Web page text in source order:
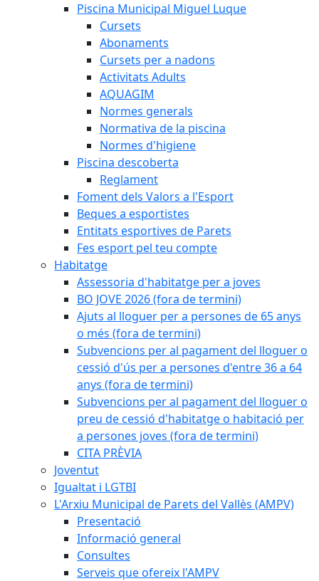
Piscina Municipal Miguel Luque
Cursets
Abonaments
Cursets per a nadons
Activitats Adults
AQUAGIM
Normes generals
Normativa de la piscina
Normes d'higiene
Piscina descoberta
Reglament
Foment dels Valors a l'Esport
Beques a esportistes
Entitats esportives de Parets
Fes esport pel teu compte
Habitatge
Assessoria d'habitatge per a joves
BO JOVE 2026 (fora de termini)
Ajuts al lloguer per a persones de 65 anys
o més (fora de termini)
Subvencions per al pagament del lloguer o
cessió d'ús per a persones d'entre 36 a 64
anys (fora de termini)
Subvencions per al pagament del lloguer o
preu de cessió d'habitatge o habitació per
a persones joves (fora de termini)
CITA PRÈVIA
Joventut
Igualtat i LGTBI
L'Arxiu Municipal de Parets del Vallès (AMPV)
Presentació
Informació general
Consultes
Serveis que ofereix l'AMPV